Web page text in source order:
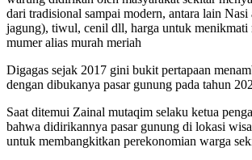
dari tradisional sampai modern, antara lain
jagung), tiwul, cenil dll, harga untuk menikmati
mumer alias murah meriah
Digagas sejak 2017 gini bukit pertapaan
dengan dibukanya pasar gunung pada tahun
Saat ditemui Zainal mutaqim selaku ketua
bahwa didirikannya pasar gunung di lokasi
untuk membangkitkan perekonomian warga